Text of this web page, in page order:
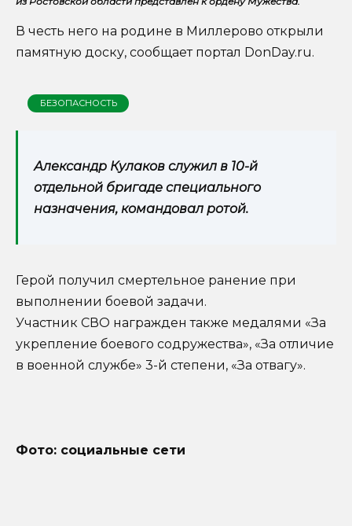
В честь него на родине в Миллерово открыли
памятную доску, сообщает портал DonDay.ru.
БЕЗОПАСНОСТЬ
Александр Кулаков служил в 10-й
отдельной бригаде специального
назначения, командовал ротой.
Герой получил смертельное ранение при
выполнении боевой задачи.
Участник СВО награжден также медалями «За
укрепление боевого содружества», «За отличие
в военной службе» 3-й степени, «За отвагу».
Фото: социальные сети